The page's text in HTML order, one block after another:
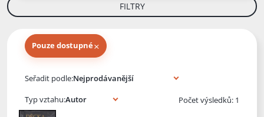
FILTRY
Pouze dostupné×
Seřadit podle:
Typ vztahu:
Počet výsledků: 1